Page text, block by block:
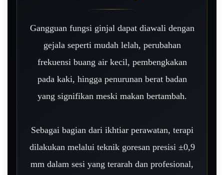
Gangguan fungsi ginjal dapat diawali dengan
gejala seperti mudah lelah, perubahan
frekuensi buang air kecil, pembengkakan
pada kaki, hingga penurunan berat badan
yang signifikan meski makan bertambah.
Sebagai bagian dari ikhtiar perawatan, terapi
dilakukan melalui teknik goresan presisi ±0,9
mm dalam sesi yang terarah dan profesional,